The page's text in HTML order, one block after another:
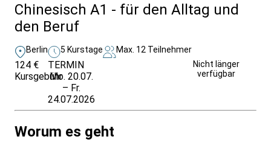
Chinesisch A1 - für den Alltag und
den Beruf
Berlin 5 Kurstage Max. 12 Teilnehmer
124 €
Kursgebühr
TERMIN
Mo. 20.07.
– Fr.
24.07.2026
Nicht länger
verfügbar
Worum es geht